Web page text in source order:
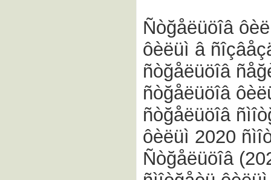
Ñòğåëüöîâ
ôèëüì â
ñòğåëüöîâ
ñòğåëüöîâ
ñòğåëüöîâ
ôèëüì 2020
Ñòğåëüöîâ